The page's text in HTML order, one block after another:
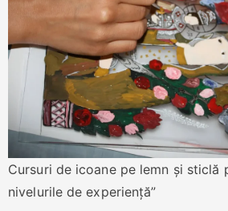
Cursuri de icoane pe lemn și sticlă
nivelurile de experiență”